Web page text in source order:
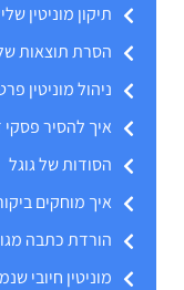
תיקון מוניטין
הסרת תוצאות
ניהול מוניטין
איך להסיר פסקי
הסודות של גוגל
איך מוחקים
הורדת כתבה
מוניטין חיובי